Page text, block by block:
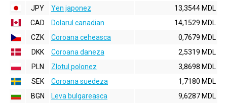
JPY
Yen japonez
13,3544 MDL
CAD
Dolarul canadian
14,1529 MDL
CZK
Coroana ceheasca
0,7679 MDL
DKK
Coroana daneza
2,5319 MDL
PLN
Zlotul polonez
3,8698 MDL
SEK
Coroana suedeza
1,7180 MDL
BGN
Leva bulgareasca
9,6287 MDL